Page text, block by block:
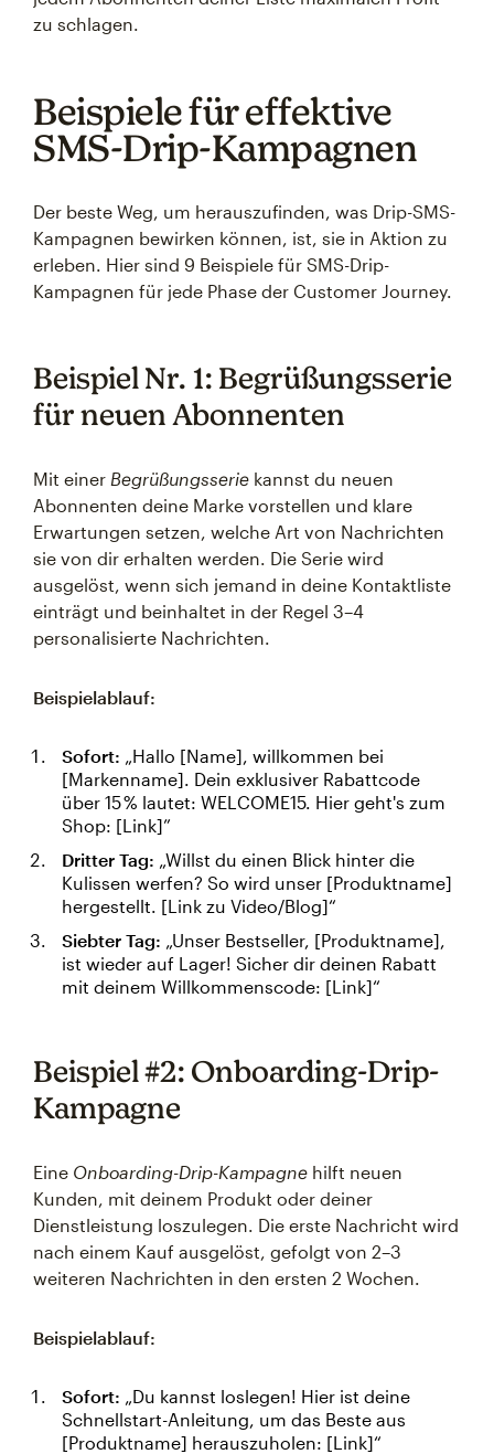
zu schlagen.
Beispiele für effektive
SMS-Drip-Kampagnen
Der beste Weg, um herauszufinden, was Drip-SMS-
Kampagnen bewirken können, ist, sie in Aktion zu
erleben. Hier sind 9 Beispiele für SMS-Drip-
Kampagnen für jede Phase der Customer Journey.
Beispiel Nr. 1: Begrüßungsserie
für neuen Abonnenten
Mit einer Begrüßungsserie kannst du neuen
Abonnenten deine Marke vorstellen und klare
Erwartungen setzen, welche Art von Nachrichten
sie von dir erhalten werden. Die Serie wird
ausgelöst, wenn sich jemand in deine Kontaktliste
einträgt und beinhaltet in der Regel 3–4
personalisierte Nachrichten.
Beispielablauf:
Sofort: „Hallo [Name], willkommen bei
[Markenname]. Dein exklusiver Rabattcode
über 15 % lautet: WELCOME15. Hier geht's zum
Shop: [Link]”
Dritter Tag: „Willst du einen Blick hinter die
Kulissen werfen? So wird unser [Produktname]
hergestellt. [Link zu Video/Blog]“
Siebter Tag: „Unser Bestseller, [Produktname],
ist wieder auf Lager! Sicher dir deinen Rabatt
mit deinem Willkommenscode: [Link]“
Beispiel #2: Onboarding-Drip-
Kampagne
Eine Onboarding-Drip-Kampagne hilft neuen
Kunden, mit deinem Produkt oder deiner
Dienstleistung loszulegen. Die erste Nachricht wird
nach einem Kauf ausgelöst, gefolgt von 2–3
weiteren Nachrichten in den ersten 2 Wochen.
Beispielablauf:
Sofort: „Du kannst loslegen! Hier ist deine
Schnellstart-Anleitung, um das Beste aus
[Produktname] herauszuholen: [Link]“